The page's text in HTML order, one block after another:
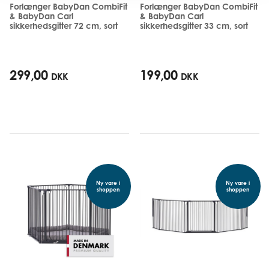
Forlænger BabyDan CombiFit
& BabyDan Carl
sikkerhedsgitter 72 cm, sort
299,00 DKK
Forlænger BabyDan CombiFit
& BabyDan Carl
sikkerhedsgitter 33 cm, sort
199,00 DKK
Ny vare i
shoppen
Ny vare i
shoppen